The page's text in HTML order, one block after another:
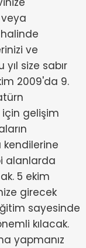
veya
ve
yıl size sabır
2009'da 9.
gelişim
kendilerine
alanlarda
5 ekim
girecek
sayesinde
kılacak.
yapmanız